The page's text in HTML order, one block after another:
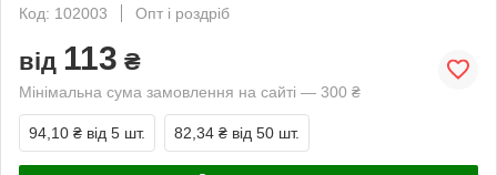
Код: 102003
Опт і роздріб
від 113 ₴
Мінімальна сума замовлення на сайті — 300 ₴
94,10 ₴ від 5 шт. 82,34 ₴ від 50 шт.